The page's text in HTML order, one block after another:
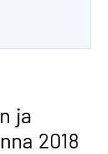
ja
2018